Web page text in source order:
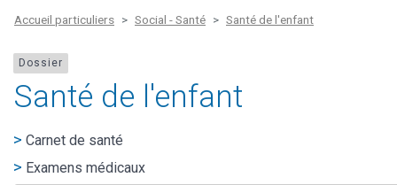
Accueil particuliers Social - Santé Santé de l'enfant
Dossier
Santé de l'enfant
Carnet de santé
Examens médicaux